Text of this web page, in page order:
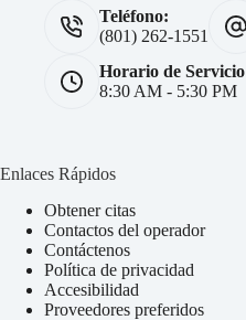
Teléfono:
(801) 262-1551
Horario de Servicio
8:30 AM - 5:30 PM
Enlaces Rápidos
Obtener citas
Contactos del operador
Contáctenos
Política de privacidad
Accesibilidad
Proveedores preferidos